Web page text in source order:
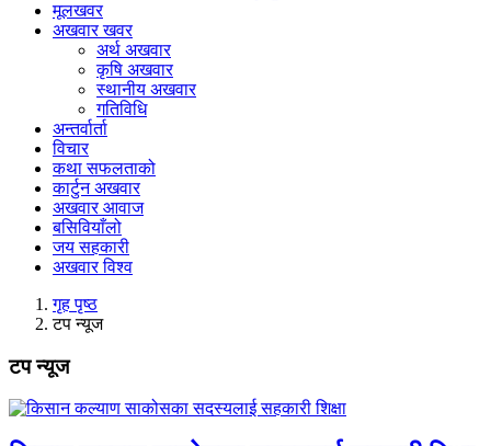
मूलखवर
अखवार खवर
अर्थ अखवार
कृषि अखवार
स्थानीय अखवार
गतिविधि
अन्तर्वार्ता
विचार
कथा सफलताको
कार्टुन अखवार
अखवार आवाज
बसिवियाँलो
जय सहकारी
अखवार विश्व
गृह पृष्ठ
टप न्यूज
टप न्यूज